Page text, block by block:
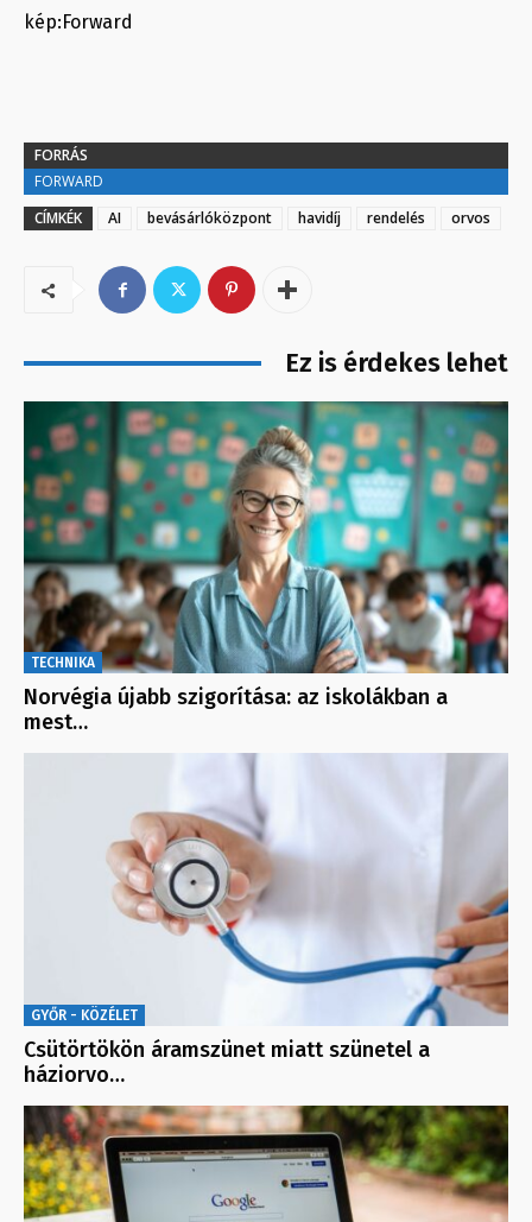
kép:Forward
FORRÁS
FORWARD
CÍMKÉK
AI bevásárlóközpont havidíj rendelés orvos
Ez is érdekes lehet
TECHNIKA
Norvégia újabb szigorítása: az iskolákban a
mest…
GYŐR - KÖZÉLET
Csütörtökön áramszünet miatt szünetel a
háziorvo…